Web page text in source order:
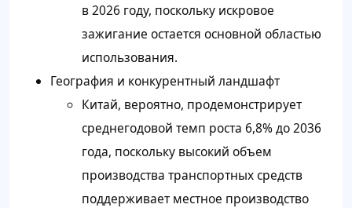
в 2026 году, поскольку искровое
зажигание остается основной областью
использования.
География и конкурентный ландшафт
Китай, вероятно, продемонстрирует
среднегодовой темп роста 6,8% до 2036
года, поскольку высокий объем
производства транспортных средств
поддерживает местное производство